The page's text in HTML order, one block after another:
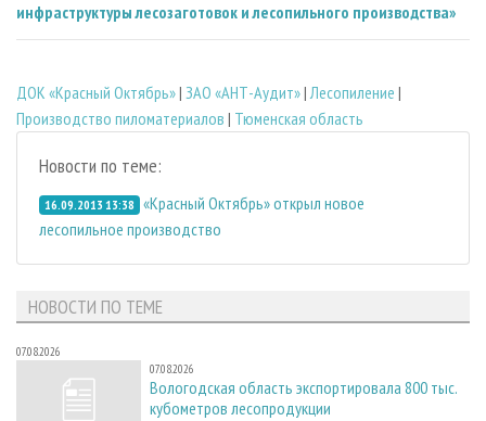
инфраструктуры лесозаготовок и лесопильного производства»
ДОК «Красный Октябрь»| ЗАО «АНТ-Аудит»|Лесопиление |
Производство пиломатериалов | Тюменская область
Новости по теме:
16.09.2013 13:38 «Красный Октябрь» открыл новое
лесопильное производство
НОВОСТИ ПО ТЕМЕ
07.08.2026
07.08.2026
Вологодская область экспортировала 800 тыс.
кубометров лесопродукции